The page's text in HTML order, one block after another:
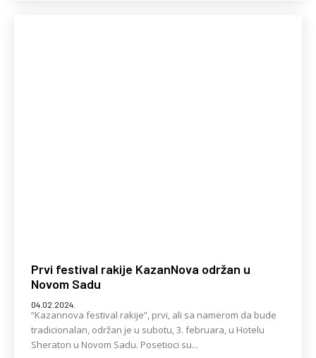
Prvi festival rakije KazanNova održan u
Novom Sadu
04.02.2024.
“Kazannova festival rakije”, prvi, ali sa namerom da bude
tradicionalan, održan je u subotu, 3. februara, u Hotelu
Sheraton u Novom Sadu. Posetioci su...